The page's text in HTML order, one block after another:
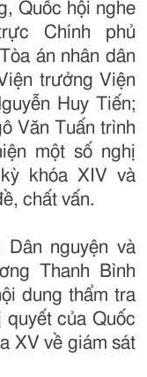
Quốc hội nghe
Chính phủ
án nhân dân
trưởng Viện
Huy Tiến;
Văn Tuấn trình
một số nghị
khóa XIV và
chất vấn.
nguyện và
Thanh Bình
dung thẩm tra
quyết của Quốc
XV về giám sát